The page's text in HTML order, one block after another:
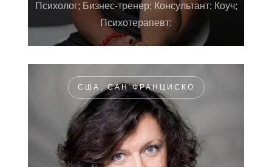
Психолог; Бизнес-тренер; Консультант; Коуч;
Психотерапевт;
США, САН ФРАНЦИСКО